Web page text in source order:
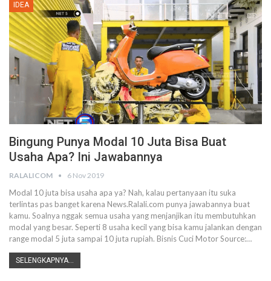
IDEA
Bingung Punya Modal 10 Juta Bisa Buat
Usaha Apa? Ini Jawabannya
RALALICOM 6 Nov 2019
Modal 10 juta bisa usaha apa ya? Nah, kalau pertanyaan itu suka
terlintas pas banget karena News.Ralali.com punya jawabannya buat
kamu. Soalnya nggak semua usaha yang menjanjikan itu membutuhkan
modal yang besar. Seperti 8 usaha kecil yang bisa kamu jalankan dengan
range modal 5 juta sampai 10 juta rupiah. Bisnis Cuci MotorSource:…
SELENGKAPNYA...